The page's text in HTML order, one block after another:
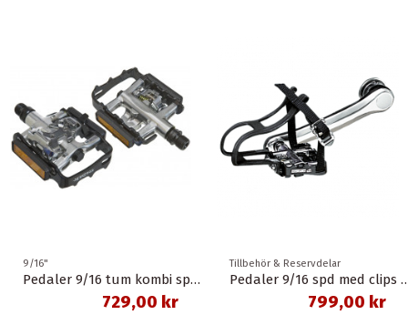
9/16"
Pedaler 9/16 tum kombi spd vp-131 spectra
729,00 kr
Tillbehör & Reservdelar
Pedaler 9/16 spd
799,00 kr